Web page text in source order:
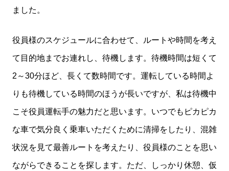
ました。
役員様のスケジュールに合わせて、ルートや時間を考え
て目的地までお連れし、待機します。待機時間は短くて
2～30分ほど、長くて数時間です。運転している時間よ
りも待機している時間のほうが長いですが、私は待機中
こそ役員運転手の魅力だと思います。いつでもピカピカ
な車で気分良く乗車いただくために清掃をしたり、混雑
状況を見て最善ルートを考えたり、役員様のことを思い
ながらできることを探します。ただ、しっかり休憩、仮